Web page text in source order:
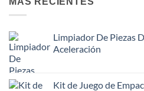
Limpiador De Piezas
Aceleración
Kit de Juego de